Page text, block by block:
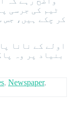
ٹیم کی جرسی
کر چکے ہیں، جس
اولے کے نانا
بنیاد پر وہ
, Newspaper,